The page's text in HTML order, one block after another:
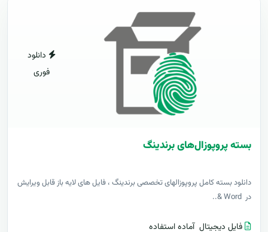
دانلود
فوری
بسته پروپوزال‌های برندینگ
دانلود بسته کامل پروپوزالهای تخصصی برندینگ ، فایل های لایه باز قابل ویرایش
در Word &..
فایل دیجیتال آماده استفاده